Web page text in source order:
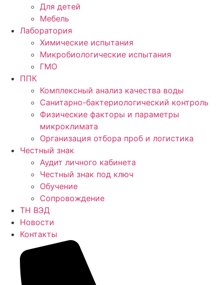
Для детей
Мебель
Лаборатория
Химические испытания
Микробиологические испытания
ГМО
ППК
Комплексный анализ качества воды
Санитарно-бактериологический контроль
Физические факторы и параметры
микроклимата
Организация отбора проб и логистика
Честный знак
Аудит личного кабинета
Честный знак под ключ
Обучение
Сопровождение
ТН ВЭД
Новости
Контакты